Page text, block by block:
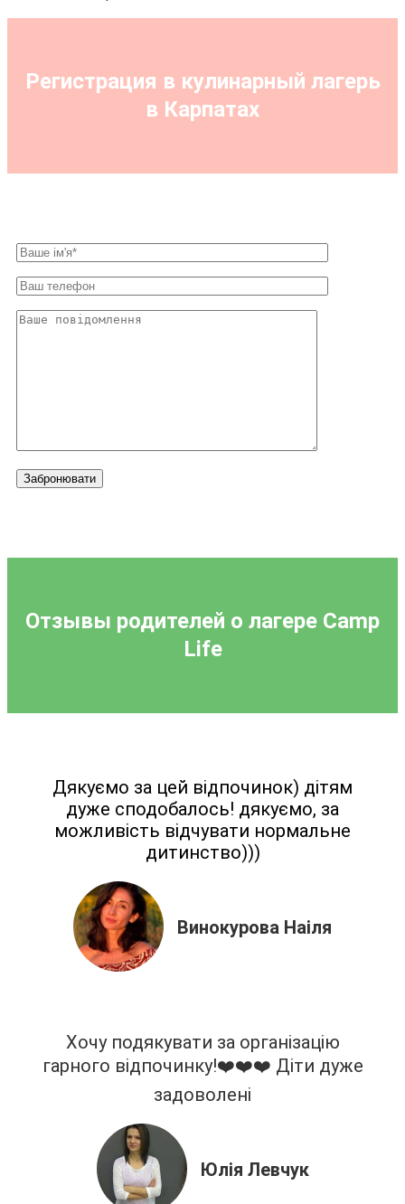
Регистрация в кулинарный лагерь
в Карпатах
Забронювати
Отзывы родителей о лагере Camp
Life
Дякуємо за цей відпочинок) дітям
дуже сподобалось! дякуємо, за
можливість відчувати нормальне
дитинство)))
Винокурова Наіля
Хочу подякувати за організацію
гарного відпочинку!❤️❤️❤️ Діти дуже
задоволені
Юлія Левчук